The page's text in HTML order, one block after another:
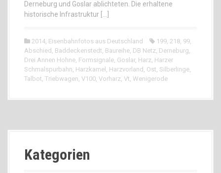
Derneburg und Goslar ablichteten. Die erhaltene
historische Infrastruktur […]
2014, Eisenbahnfotos aus Deutschland 199, 218, 99,
Abschied , Baddeckenstedt, Baureihe, DB Netz, Derneburg,
Drei Annen Hohne, Formsignale, Goslar, Harz, Harzer
Schmalspurbahn, Harzkamel , Harzvorland , Ost, Silberlinge,
Talbot, Triebwagen, V100, Vorharz, Vt, Wenigerode
Kategorien